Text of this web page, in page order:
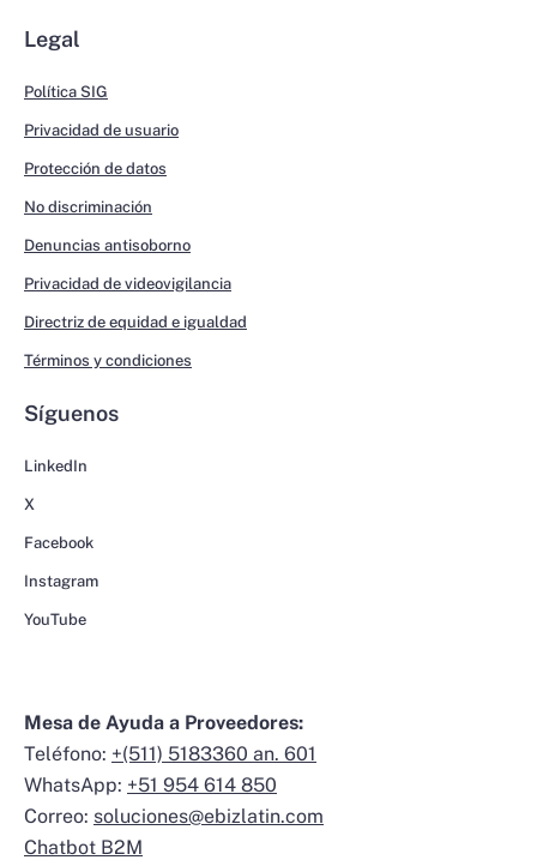
Legal
Política SIG
Privacidad de usuario
Protección de datos
No discriminación
Denuncias antisoborno
Privacidad de videovigilancia
Directriz de equidad e igualdad
Términos y condiciones
Síguenos
LinkedIn
X
Facebook
Instagram
YouTube
Mesa de Ayuda a Proveedores:
Teléfono: +(511) 5183360 an. 601
WhatsApp: +51 954 614 850
Correo: soluciones@ebizlatin.com
Chatbot B2M